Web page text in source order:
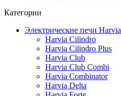
Категории
Электрические печи Harvia
Harvia Cilindro
Harvia Cilindro Plus
Harvia Club
Harvia Club Combi
Harvia Combinator
Harvia Delta